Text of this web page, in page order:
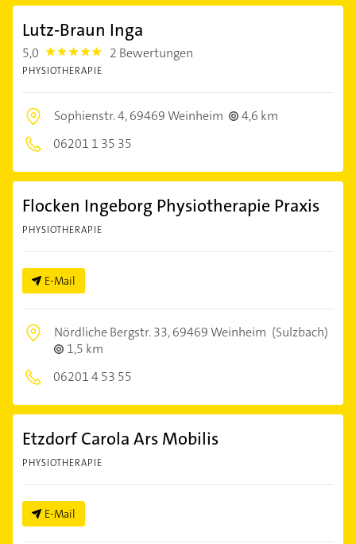
Lutz-Braun Inga
5,0 5.0 2 Bewertungen
PHYSIOTHERAPIE
Sophienstr. 4,69469 Weinheim
4,6 km
06201 1 35 35
Flocken Ingeborg Physiotherapie Praxis
PHYSIOTHERAPIE
E-Mail
Nördliche Bergstr. 33,69469 Weinheim (Sulzbach)
1,5 km
06201 4 53 55
Etzdorf Carola Ars Mobilis
PHYSIOTHERAPIE
E-Mail